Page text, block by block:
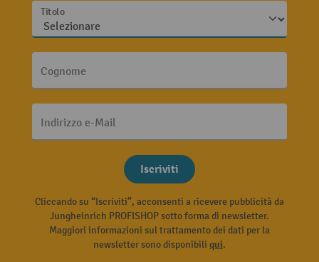
Titolo
Cognome
Indirizzo e-Mail
Iscriviti
Cliccando su “Iscriviti”, acconsenti a ricevere pubblicità da
Jungheinrich PROFISHOP sotto forma di newsletter.
Maggiori informazioni sul trattamento dei dati per la
newsletter sono disponibili qui.